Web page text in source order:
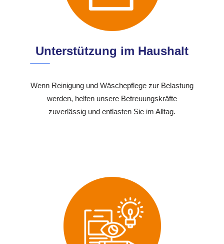
Unterstützung im Haushalt
Wenn Reinigung und Wäschepflege zur Belastung
werden, helfen unsere Betreuungskräfte
zuverlässig und entlasten Sie im Alltag.